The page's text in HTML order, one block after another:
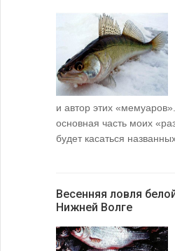
и автор этих
основная часть моих
будет касаться
Весенняя ловля
Нижней Волге